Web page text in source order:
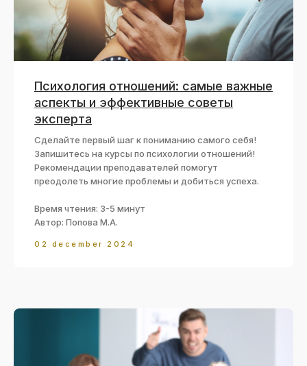
Психология отношений: самые важные
аспекты и эффективные советы
эксперта
Сделайте первый шаг к пониманию самого себя!
Запишитесь на курсы по психологии отношений!
Рекомендации преподавателей помогут
преодолеть многие проблемы и добиться успеха.
Время чтения: 3-5 минут
Автор: Попова М.А.
02 december 2024